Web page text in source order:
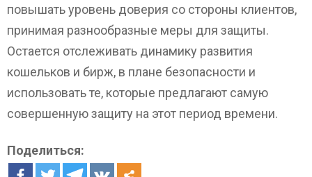
повышать уровень доверия со стороны клиентов,
принимая разнообразные меры для защиты.
Остается отслеживать динамику развития
кошельков и бирж, в плане безопасности и
использовать те, которые предлагают самую
совершенную защиту на этот период времени.
Поделиться: